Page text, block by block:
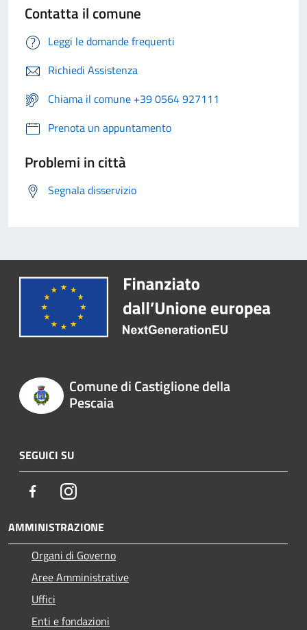
Contatta il comune
Leggi le domande frequenti
Richiedi Assistenza
Chiama il comune +39 0564 927111
Prenota un appuntamento
Problemi in città
Segnala disservizio
Comune di Castiglione della
Pescaia
SEGUICI SU
FacebookInstagram
AMMINISTRAZIONE
Organi di Governo
Aree Amministrative
Uffici
Enti e fondazioni